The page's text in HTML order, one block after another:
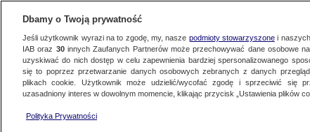
Dbamy o Twoją prywatność
Jeśli użytkownik wyrazi na to zgodę, my, nasze podmioty stowarzyszonei naszych
IAB oraz 30innych Zaufanych Partnerów może przechowywać dane osobowe
uzyskiwać do nich dostęp w celu zapewnienia bardziej spersonalizowanego
się to poprzez przetwarzanie danych osobowych zebranych z danych
plikach cookie. Użytkownik może udzielić/wycofać zgodę i sprzeciwić się
uzasadniony interes w dowolnym momencie, klikając przycisk „Ustawienia plików
Polityka Prywatności